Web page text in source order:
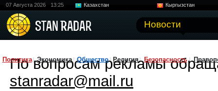
07 Августа 2026 13:25 Казахстан
Кыргызстан
Новости
Политика Экономика Общество Религия Безопасность
По вопросам рекламы
stanradar@mail.ru